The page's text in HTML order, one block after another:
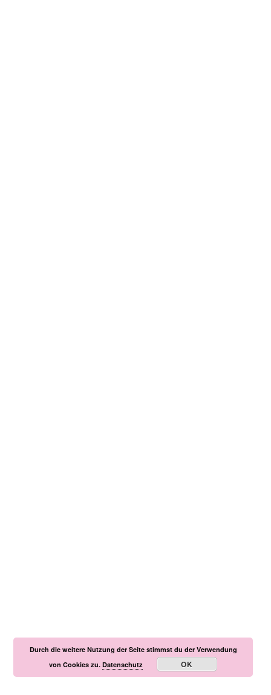
Durch die weitere Nutzung der Seite stimmst du der Verwendung
von Cookies zu.Datenschutz OK